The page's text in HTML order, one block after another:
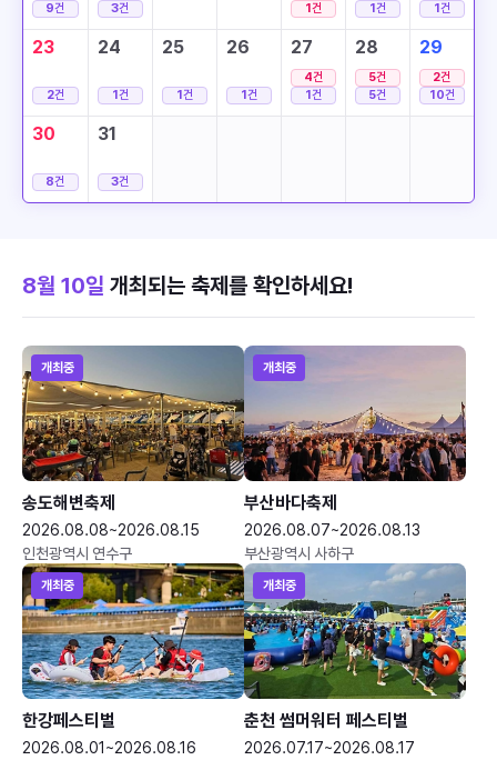
9건 3건 1건 1건
1건
23
2건
24
1건
25
1건
26
1건
27
4건
1건
28
5건
5건
29
2건
10건
30
8건
31
3건
8월 10일 개최되는 축제를 확인하세요!
개최중
송도해변축제
2026.08.08~2026.08.15
인천광역시 연수구
개최중
부산바다축제
2026.08.07~2026.08.13
부산광역시 사하구
개최중
한강페스티벌
2026.08.01~2026.08.16
개최중
춘천 썸머워터 페스티벌
2026.07.17~2026.08.17